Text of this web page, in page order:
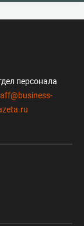
персонала